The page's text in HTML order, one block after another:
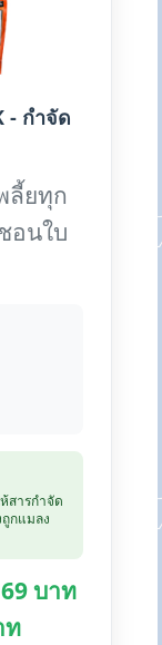
- กำจัด
ลี้ยทุก
อนใบ
สารกำจัด
กแมลง
บาท
ท